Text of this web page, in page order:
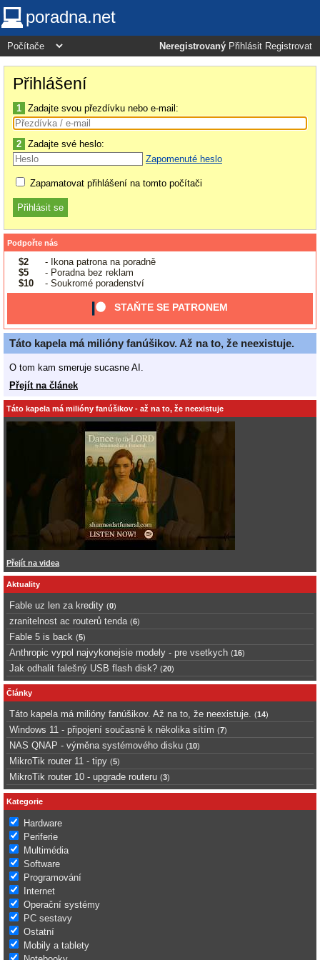
poradna.net
Neregistrovaný Přihlásit Registrovat
Přihlášení
1 Zadajte svou přezdívku nebo e-mail:
2 Zadajte své heslo:
Zapomenuté heslo
Zapamatovat přihlášení na tomto počítači
Podpořte nás
$2
- Ikona patrona na poradně
$5
- Poradna bez reklam
$10
- Soukromé poradenství
STAŇTE SE PATRONEM
Táto kapela má milióny fanúšikov. Až na to, že neexistuje.
O tom kam smeruje sucasne AI.
Přejít na článek
Táto kapela má milióny fanúšikov - až na to, že neexistuje
Přejít na videa
Aktuality
Fable uz len za kredity (0)
zranitelnost ac routerů tenda (6)
Fable 5 is back (5)
Anthropic vypol najvykonejsie modely - pre vsetkych (16)
Jak odhalit falešný USB flash disk? (20)
Články
Táto kapela má milióny fanúšikov. Až na to, že neexistuje. (14)
Windows 11 - připojení současně k několika sítím (7)
NAS QNAP - výměna systémového disku (10)
MikroTik router 11 - tipy (5)
MikroTik router 10 - upgrade routeru (3)
Kategorie
Hardware
Periferie
Multimédia
Software
Programování
Internet
Operační systémy
PC sestavy
Ostatní
Mobily a tablety